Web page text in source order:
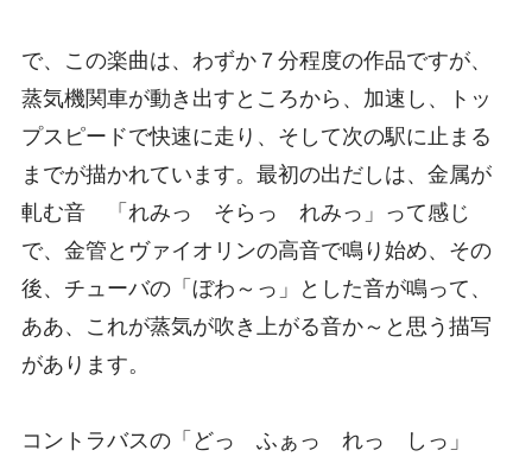
で、この楽曲は、わずか７分程度の作品ですが、
蒸気機関車が動き出すところから、加速し、トッ
プスピードで快速に走り、そして次の駅に止まる
までが描かれています。最初の出だしは、金属が
軋む音 「れみっ そらっ れみっ」って感じ
で、金管とヴァイオリンの高音で鳴り始め、その
後、チューバの「ぼわ～っ」とした音が鳴って、
ああ、これが蒸気が吹き上がる音か～と思う描写
があります。
コントラバスの「どっ ふぁっ れっ しっ」